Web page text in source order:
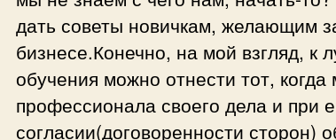
дать советы новичкам, желающим
бизнесе.Конечно, на мой взгляд, к
обучения можно отнести тот,
профессионала своего дела и при
согласии(договоренности сторон)